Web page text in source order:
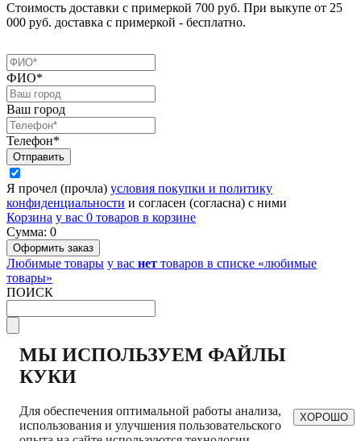
Стоимость доставки с примеркой 700 руб. При выкупе от 25
000 руб. доставка с примеркой - бесплатно.
ФИО*
Ваш город
Телефон*
Я прочел (прочла) условия покупки и политику
конфиденциальности и согласен (согласна) с ними
Корзина у вас 0 товаров в корзине
Сумма: 0
Любимые товары у вас нет товаров в списке «любимые
товары»
ПОИСК
МЫ ИСПОЛЬЗУЕМ ФАЙЛЫ
КУКИ
Для обеспечения оптимальной работы анализа,
использования и улучшения пользовательского
ХОРОШО